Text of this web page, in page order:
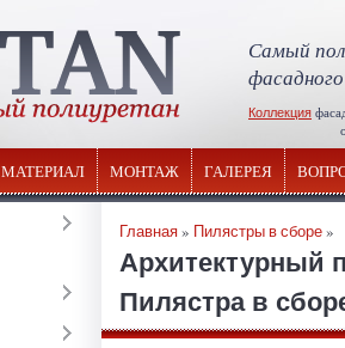
Самый
Коллекция
МАТЕРИАЛ МОНТАЖ ГАЛЕРЕЯ
Главная» Пилястры в сборе»
Архитектурный
Пилястра в